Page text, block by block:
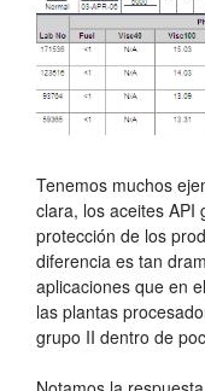
Tenemos muchos
clara, los aceites API
protección de los
diferencia es tan
aplicaciones que en
las plantas
grupo II dentro de